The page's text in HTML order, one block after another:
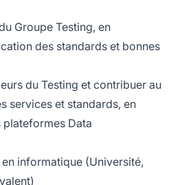
Groupe Testing, en
des standards et bonnes
du Testing et contribuer au
services et standards, en
Data
informatique (Université,